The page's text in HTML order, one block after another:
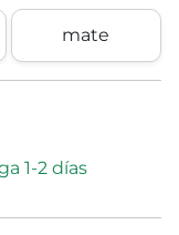
mate
1-2 días